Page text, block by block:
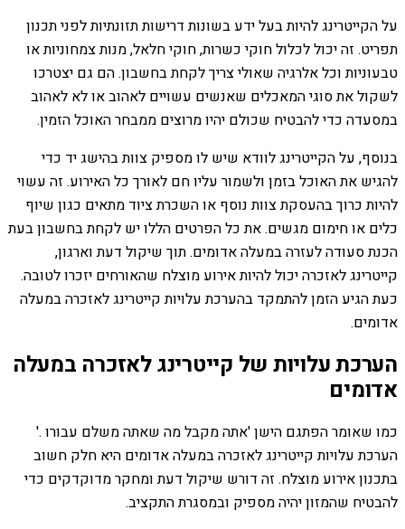
על הקייטרינג להיות בעל ידע בשונות דרישות תזונתיות לפני תכנון
תפריט. זה יכול לכלול חוקי כשרות, חוקי חלאל, מנות צמחוניות או
טבעוניות וכל אלרגיה שאולי צריך לקחת בחשבון. הם גם יצטרכו
לשקול את סוגי המאכלים שאנשים עשויים לאהוב או לא לאהוב
במסעדה כדי להבטיח שכולם יהיו מרוצים ממבחר האוכל הזמין.
בנוסף, על הקייטרינג לוודא שיש לו מספיק צוות בהישג יד כדי
להגיש את האוכל בזמן ולשמור עליו חם לאורך כל האירוע. זה עשוי
להיות כרוך בהעסקת צוות נוסף או השכרת ציוד מתאים כגון שיוף
כלים או חימום מגשים. את כל הפרטים הללו יש לקחת בחשבון בעת
הכנת סעודה לעזרה במעלה אדומים. תוך שיקול דעת וארגון,
קייטרינג לאזכרה יכול להיות אירוע מוצלח שהאורחים יזכרו לטובה.
כעת הגיע הזמן להתמקד בהערכת עלויות קייטרינג לאזכרה במעלה
אדומים.
הערכת עלויות של קייטרינג לאזכרה במעלה
אדומים
כמו שאומר הפתגם הישן 'אתה מקבל מה שאתה משלם עבורו .'
הערכת עלויות קייטרינג לאזכרה במעלה אדומים היא חלק חשוב
בתכנון אירוע מוצלח. זה דורש שיקול דעת ומחקר מדוקדקים כדי
להבטיח שהמזון יהיה מספיק ובמסגרת התקציב.